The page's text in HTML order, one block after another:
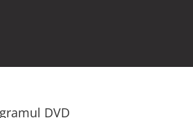
DVD